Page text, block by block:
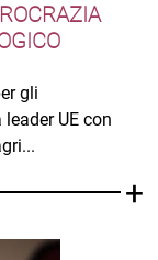
gli
UE con